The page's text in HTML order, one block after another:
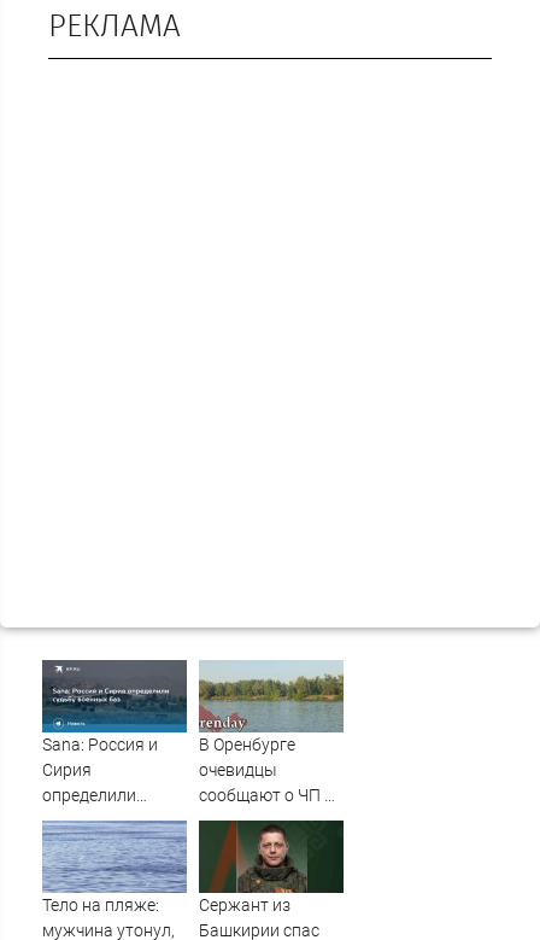
РЕКЛАМА
Sana: Россия и
Сирия
определили
судьбу военных
баз
В Оренбурге
очевидцы
сообщают о ЧП на
озере Старица
Тело на пляже:
мужчина утонул,
Сержант из
Башкирии спас